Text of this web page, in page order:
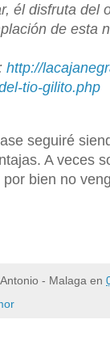
él disfruta del
de esta
http://
tio-gilito.php
seguiré
A veces
bien no
Antonio - Malaga en